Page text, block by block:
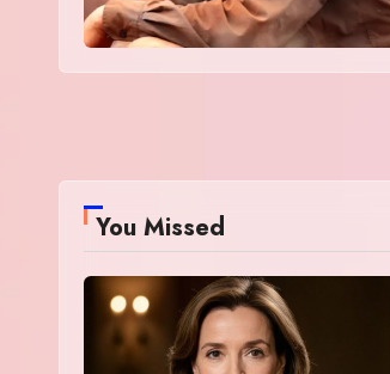
You Missed